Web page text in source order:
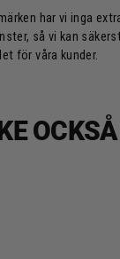
har vi inga
så vi kan
för våra kunder.